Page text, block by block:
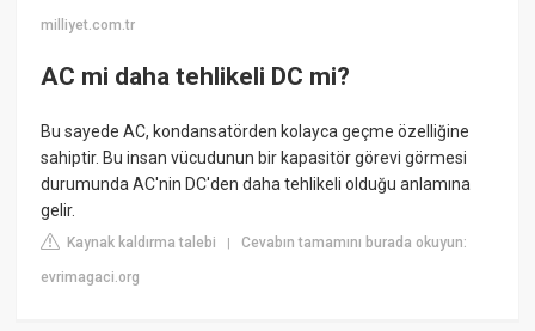
milliyet.com.tr
AC mi daha tehlikeli DC mi?
Bu sayede AC, kondansatörden kolayca geçme özelliğine
sahiptir. Bu insan vücudunun bir kapasitör görevi görmesi
durumunda AC'nin DC'den daha tehlikeli olduğu anlamına
gelir.
Kaynak kaldırma talebi |Cevabın tamamını burada okuyun:
evrimagaci.org